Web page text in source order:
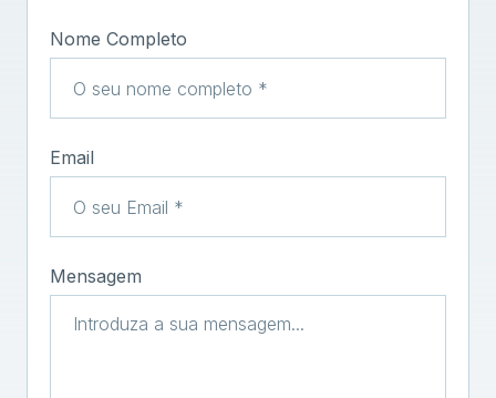
Nome Completo
Email
Mensagem